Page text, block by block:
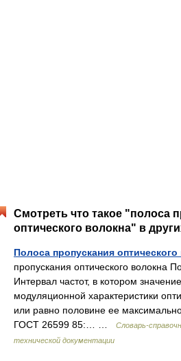
Смотреть что такое "полоса
оптического волокна" в
Полоса пропускания оптического
пропускания оптического волокна
Интервал частот, в котором
модуляционной характеристики
или равно половине ее
ГОСТ 26599 85:… …
Словарь-
технической документации